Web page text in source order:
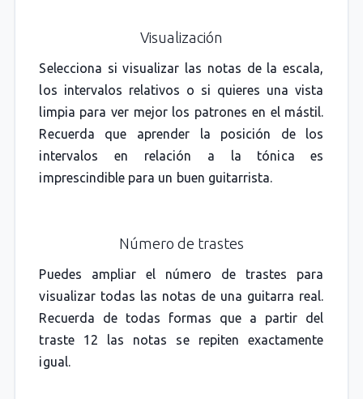
Visualización
Selecciona si visualizar las notas de la escala,
los intervalos relativos o si quieres una vista
limpia para ver mejor los patrones en el mástil.
Recuerda que aprender la posición de los
intervalos en relación a la tónica es
imprescindible para un buen guitarrista.
Número de trastes
Puedes ampliar el número de trastes para
visualizar todas las notas de una guitarra real.
Recuerda de todas formas que a partir del
traste 12 las notas se repiten exactamente
igual.